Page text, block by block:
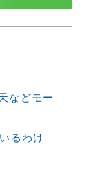
などモー
るわけ